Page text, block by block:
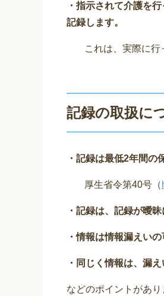
・指示されて介護を
記録します。
これは、実際に行
記録の取扱に
・記録は最低2年間の
厚生省令第40号（
・記録は、記録が曖
・情報は情報漏えい
・同じく情報は、漏
などのポイントがあり